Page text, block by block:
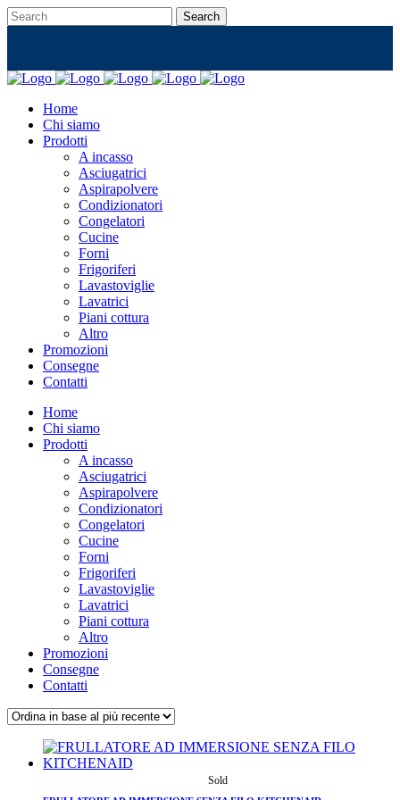
Home
Chi siamo
Prodotti
A incasso
Asciugatrici
Aspirapolvere
Condizionatori
Congelatori
Cucine
Forni
Frigoriferi
Lavastoviglie
Lavatrici
Piani cottura
Altro
Promozioni
Consegne
Contatti
Home
Chi siamo
Prodotti
A incasso
Asciugatrici
Aspirapolvere
Condizionatori
Congelatori
Cucine
Forni
Frigoriferi
Lavastoviglie
Lavatrici
Piani cottura
Altro
Promozioni
Consegne
Contatti